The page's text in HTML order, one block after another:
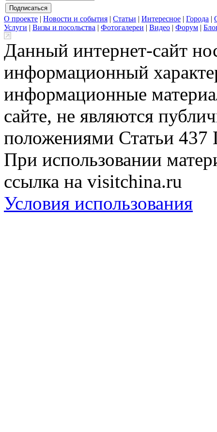
О проекте | Новости и события | Статьи | Интересное | Города |
Услуги | Визы и посольства | Фотогалереи | Видео | Форум |
Данный интернет-сайт
информационный
информационные
сайте, не являются
положениями Статьи 437
При использовании
ссылка на visitchina.ru
Условия использования